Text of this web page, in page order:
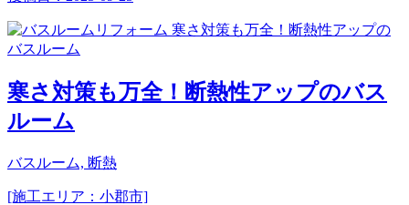
寒さ対策も万全！断熱性アップのバス
ルーム
バスルーム, 断熱
[施工エリア：小郡市]